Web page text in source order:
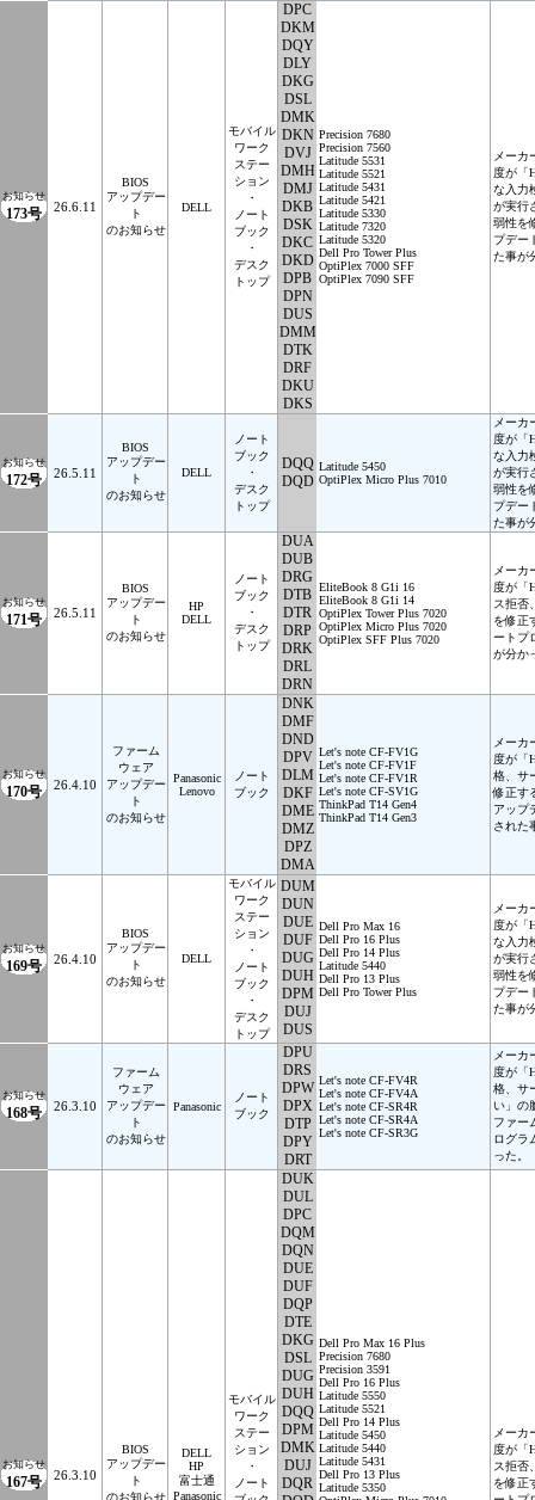
お知らせ
173号 26.6.11
BIOS
アップデー
ト
のお知らせ
DELL
モバイル
ワーク
ステー
ション
・
ノート
ブック
・
デスク
トップ
DPC
DKM
DQY
DLY
DKG
DSL
DMK
DKN
DVJ
DMH
DMJ
DKB
DSK
DKC
DKD
DPB
DPN
DUS
DMM
DTK
DRF
DKU
DKS
Precision 7680
Precision 7560
Latitude 5531
Latitude 5521
Latitude 5431
Latitude 5421
Latitude 5330
Latitude 7320
Latitude 5320
Dell Pro Tower Plus
OptiPlex 7000 SFF
OptiPlex 7090 SFF
メーカ
度が「
な入力
が実行
弱性を
プデー
た事が
お知らせ
172号 26.5.11
BIOS
アップデー
ト
のお知らせ
DELL
ノート
ブック
・
デスク
トップ
DQQ
DQD
Latitude 5450
OptiPlex Micro Plus 7010
メーカ
度が「
な入力
が実行
弱性を
プデー
た事が
お知らせ
171号 26.5.11
BIOS
アップデー
ト
のお知らせ
HP
DELL
ノート
ブック
・
デスク
トップ
DUA
DUB
DRG
DTB
DTR
DRP
DRK
DRL
DRN
EliteBook 8 G1i 16
EliteBook 8 G1i 14
OptiPlex Tower Plus 7020
OptiPlex Micro Plus 7020
OptiPlex SFF Plus 7020
メーカ
度が「
ス拒否
を修正
ートプ
が分か
お知らせ
170号 26.4.10
ファーム
ウェア
アップデー
ト
のお知らせ
Panasonic
Lenovo
ノート
ブック
DNK
DMF
DND
DPV
DLM
DKF
DME
DMZ
DPZ
DMA
Let's note CF-FV1G
Let's note CF-FV1F
Let's note CF-FV1R
Let's note CF-SV1G
ThinkPad T14 Gen4
ThinkPad T14 Gen3
メーカ
度が「
格、サ
修正す
アップ
された
お知らせ
169号 26.4.10
BIOS
アップデー
ト
のお知らせ
DELL
モバイル
ワーク
ステー
ション
・
ノート
ブック
・
デスク
トップ
DUM
DUN
DUE
DUF
DUG
DUH
DPM
DUJ
DUS
Dell Pro Max 16
Dell Pro 16 Plus
Dell Pro 14 Plus
Latitude 5440
Dell Pro 13 Plus
Dell Pro Tower Plus
メーカ
度が「
な入力
が実行
弱性を
プデー
た事が
お知らせ
168号 26.3.10
ファーム
ウェア
アップデー
ト
のお知らせ
Panasonic
ノート
ブック
DPU
DRS
DPW
DPX
DTP
DPY
DRT
Let's note CF-FV4R
Let's note CF-FV4A
Let's note CF-SR4R
Let's note CF-SR4A
Let's note CF-SR3G
メーカ
度が「
格、サ
い」の
ファー
ログラ
った。
お知らせ
167号 26.3.10
BIOS
アップデー
ト
のお知らせ
DELL
HP
富士通
Panasonic
モバイル
ワーク
ステー
ション
・
ノート
DUK
DUL
DPC
DQM
DQN
DUE
DUF
DQP
DTE
DKG
DSL
DUG
DUH
DQQ
DPM
DMK
DUJ
DQR
Dell Pro Max 16 Plus
Precision 7680
Precision 3591
Dell Pro 16 Plus
Latitude 5550
Latitude 5521
Dell Pro 14 Plus
Latitude 5450
Latitude 5440
Latitude 5431
Dell Pro 13 Plus
Latitude 5350
メーカ
度が「
ス拒否
を修正